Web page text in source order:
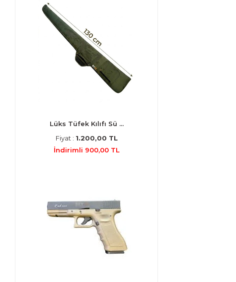
Lüks Tüfek Kılıfı Sü ...
Fiyat : 1.200,00 TL
İndirimli 900,00 TL